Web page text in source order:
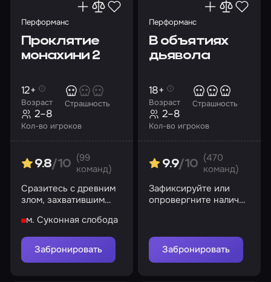
Перформанс
Проклятие
монахини 2
Возраст
12+
Страшность
Кол-во игроков
2–8
9.8/10
(99
команд)
Сразитесь с древним
злом, захватившим
м. Суконная слобода
Забронировать
Перформанс
В объятиях
дьявола
Возраст
18+
Страшность
Кол-во игроков
2–8
9.9/10
(470
команд)
Зафиксируйте или
опровергните наличие
Забронировать